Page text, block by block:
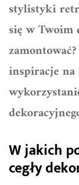
stylistyki
się w Twoim
inspiracje
W jakich
cegły